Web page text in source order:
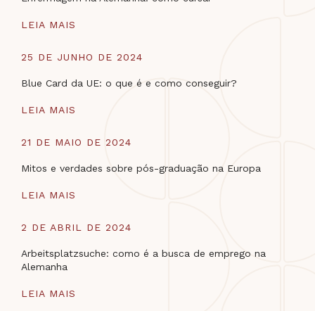
LEIA MAIS
25 DE JUNHO DE 2024
Blue Card da UE: o que é e como conseguir?
LEIA MAIS
21 DE MAIO DE 2024
Mitos e verdades sobre pós-graduação na Europa
LEIA MAIS
2 DE ABRIL DE 2024
Arbeitsplatzsuche: como é a busca de emprego na
Alemanha
LEIA MAIS